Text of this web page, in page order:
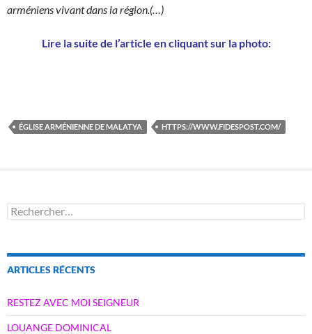
arméniens vivant dans la région.(…)
Lire la suite de l’article en cliquant sur la photo:
ÉGLISE ARMÉNIENNE DE MALATYA HTTPS://WWW.FIDESPOST.COM/
Rechercher :
ARTICLES RÉCENTS
RESTEZ AVEC MOI SEIGNEUR
LOUANGE DOMINICAL